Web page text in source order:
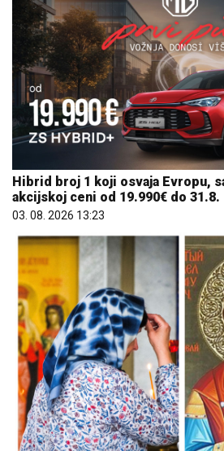
Hibrid broj 1 koji osvaja Evropu,
akcijskoj ceni od 19.990€ do 31.8.
03. 08. 2026 13:23